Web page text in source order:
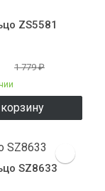
ZS5581
1 779₽
SZ8633